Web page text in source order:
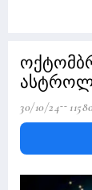
30/10/24